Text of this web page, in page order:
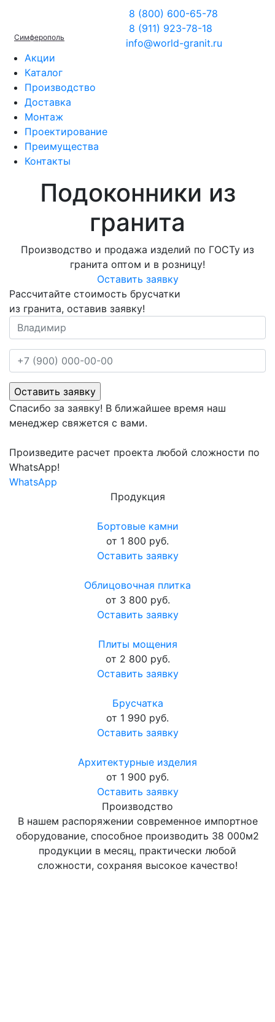
Симферополь
8 (800) 600-65-78
8 (911) 923-78-18
info@world-granit.ru
Акции
Каталог
Производство
Доставка
Монтаж
Проектирование
Преимущества
Контакты
Подоконники из
гранита
Производство и продажа изделий по ГОСТу из
гранита оптом и в розницу!
Оставить заявку
Рассчитайте стоимость брусчатки
из гранита, оставив заявку!
Спасибо за заявку! В ближайшее время наш
менеджер свяжется с вами.
Произведите расчет проекта любой сложности по
WhatsApp!
WhatsApp
Продукция
Бортовые камни
от 1 800 руб.
Оставить заявку
Облицовочная плитка
от 3 800 руб.
Оставить заявку
Плиты мощения
от 2 800 руб.
Оставить заявку
Брусчатка
от 1 990 руб.
Оставить заявку
Архитектурные изделия
от 1 900 руб.
Оставить заявку
Производство
В нашем распоряжении современное импортное
оборудование, способное производить 38 000м2
продукции в месяц, практически любой
сложности, сохраняя высокое качество!